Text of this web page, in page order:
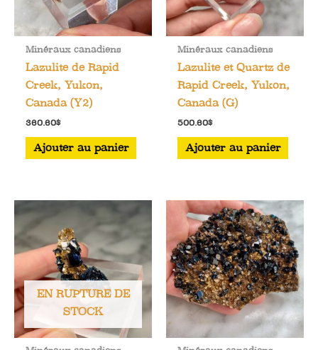
Minéraux canadiens
Lazulite de Rapid
Creek, Yukon,
Canada (Y2)
360.60$
Ajouter au panier
Minéraux canadiens
Lazulite et Quartz de
Rapid Creek, Yukon,
Canada (G)
500.60$
Ajouter au panier
EN RUPTURE DE
STOCK